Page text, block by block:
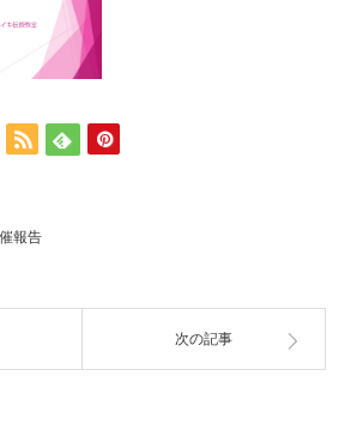
報告
次の記事